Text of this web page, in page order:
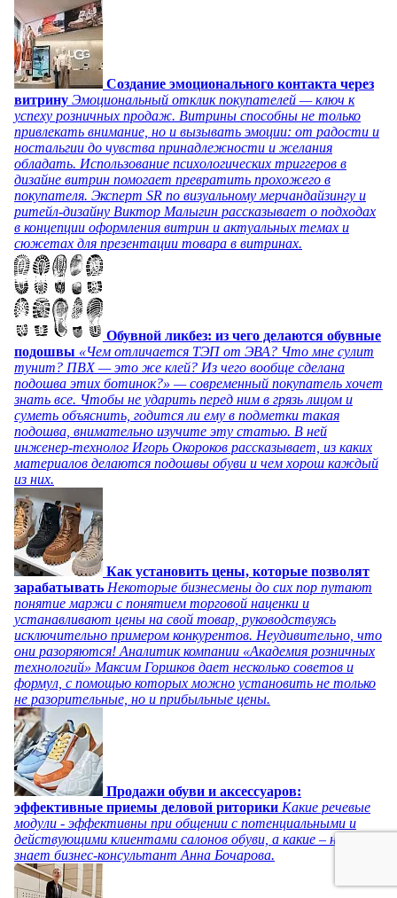
Создание эмоционального контакта через
витрину Эмоциональный отклик покупателей — ключ к
успеху розничных продаж. Витрины способны не только
привлекать внимание, но и вызывать эмоции: от радости и
ностальгии до чувства принадлежности и желания
обладать. Использование психологических триггеров в
дизайне витрин помогает превратить прохожего в
покупателя. Эксперт SR по визуальному мерчандайзингу и
ритейл-дизайну Виктор Малыгин рассказывает о подходах
в концепции оформления витрин и актуальных темах и
сюжетах для презентации товара в витринах.
Обувной ликбез: из чего делаются обувные
подошвы «Чем отличается ТЭП от ЭВА? Что мне сулит
тунит? ПВХ — это же клей? Из чего вообще сделана
подошва этих ботинок?» — современный покупатель хочет
знать все. Чтобы не ударить перед ним в грязь лицом и
суметь объяснить, годится ли ему в подметки такая
подошва, внимательно изучите эту статью. В ней
инженер-технолог Игорь Окороков рассказывает, из каких
материалов делаются подошвы обуви и чем хорош каждый
из них.
Как установить цены, которые позволят
зарабатывать Некоторые бизнесмены до сих пор путают
понятие маржи с понятием торговой наценки и
устанавливают цены на свой товар, руководствуясь
исключительно примером конкурентов. Неудивительно, что
они разоряются! Аналитик компании «Академия розничных
технологий» Максим Горшков дает несколько советов и
формул, с помощью которых можно установить не только
не разорительные, но и прибыльные цены.
Продажи обуви и аксессуаров:
эффективные приемы деловой риторики Какие речевые
модули - эффективны при общении с потенциальными и
действующими клиентами салонов обуви, а какие – нет,
знает бизнес-консультант Анна Бочарова.